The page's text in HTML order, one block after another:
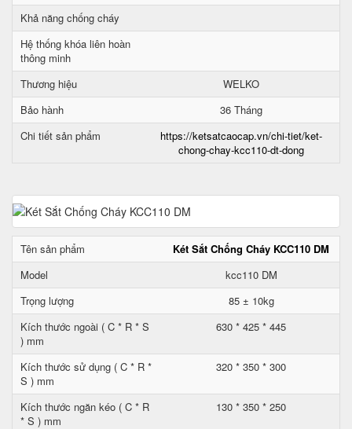
Khả năng chống cháy
Hệ thống khóa liên hoàn
thông minh
Thương hiệu
WELKO
Bảo hành
36 Tháng
Chi tiết sản phẩm
https://ketsatcaocap.vn/chi-tiet/ket-
chong-chay-kcc110-dt-dong
Tên sản phẩm
Két Sắt Chống Cháy KCC110 DM
Model
kcc110 DM
Trọng lượng
85 ± 10kg
Kích thước ngoài ( C * R * S
) mm
630 * 425 * 445
Kích thước sử dụng ( C * R *
S ) mm
320 * 350 * 300
Kích thước ngăn kéo ( C * R
* S ) mm
130 * 350 * 250